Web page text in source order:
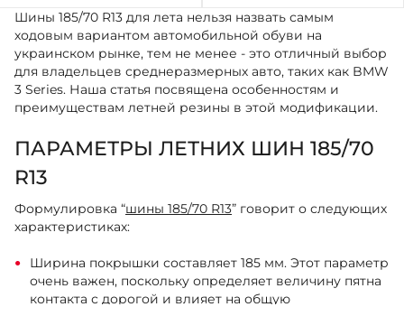
Шины 185/70 R13 для лета нельзя назвать самым
ходовым вариантом автомобильной обуви на
украинском рынке, тем не менее - это отличный выбор
для владельцев среднеразмерных авто, таких как BMW
3 Series. Наша статья посвящена особенностям и
преимуществам летней резины в этой модификации.
ПАРАМЕТРЫ ЛЕТНИХ ШИН 185/70
R13
Формулировка “шины 185/70 R13” говорит о следующих
характеристиках:
Ширина покрышки составляет 185 мм. Этот параметр
очень важен, поскольку определяет величину пятна
контакта с дорогой и влияет на общую